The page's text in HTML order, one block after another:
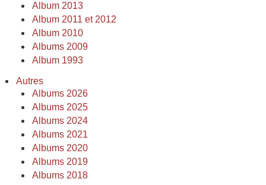
Album 2013
Album 2011 et 2012
Album 2010
Albums 2009
Album 1993
Autres
Albums 2026
Albums 2025
Albums 2024
Albums 2021
Albums 2020
Albums 2019
Albums 2018